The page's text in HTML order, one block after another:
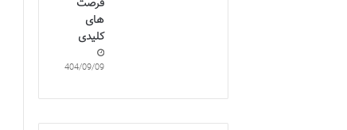
فرصت
های
کلیدی
1404/09/09